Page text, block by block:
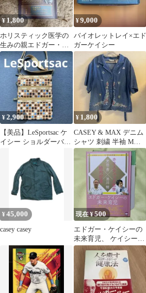
¥1,800
ホリスティック医学の
生みの親エドガー・ケ
イシー療法のすべて 1
¥9,000
バイオレットレイ×エド
ガーケイシー
¥2,900
【美品】LeSportsac ケ
イシー ショルダーバッ
¥ 1,800
CASEY & MAX デニム
シャツ 刺繍 半袖 Mサ
イズ
¥45,000
casey casey
現在 ¥500
エドガー・ケイシーの
未来育児、 ケイシー流
「育児指南書」【マー
カー使用あり】